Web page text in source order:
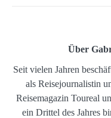
Über
Seit vielen Jahren
als Reisejournalistin
Reisemagazin Toureal
ein Drittel des Jahres